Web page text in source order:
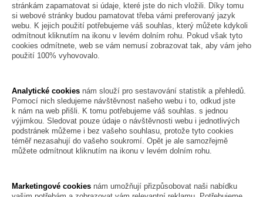
stránkám zapamatovat si údaje, které jste do nich vložili. Díky tomu
si webové stránky budou pamatovat třeba vámi preferovaný jazyk
webu. K jejich použití potřebujeme váš souhlas, který můžete kdykoli
odmítnout kliknutím na ikonu v levém dolním rohu. Pokud však tyto
cookies odmítnete, web se vám nemusí zobrazovat tak, aby vám jeho
použití 100% vyhovovalo.
Analytické cookies nám slouží pro sestavování statistik a přehledů.
Pomocí nich sledujeme návštěvnost našeho webu i to, odkud jste
k nám na web přišli. K tomu potřebujeme váš souhlas. s jednou
výjimkou. Sledovat pouze údaje o návštěvnosti webu i jednotlivých
podstránek můžeme i bez vašeho souhlasu, protože tyto cookies
téměř nezasahují do vašeho soukromí. Opět je ale samozřejmě
můžete odmítnout kliknutím na ikonu v levém dolním rohu.
Marketingové cookies nám umožňují přizpůsobovat naši nabídku